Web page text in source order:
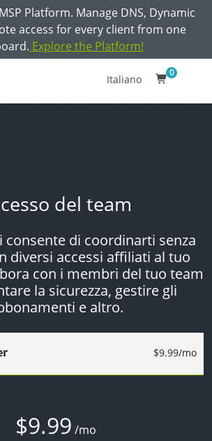
Platform. Manage DNS, Dynamic
access for every client from one
Explore the Platform!
Italiano 0
del team
consente di coordinarti senza
diversi accessi affiliati al tuo
con i membri del tuo team
la sicurezza, gestire gli
e altro.
$9.99
$9.99 /mo